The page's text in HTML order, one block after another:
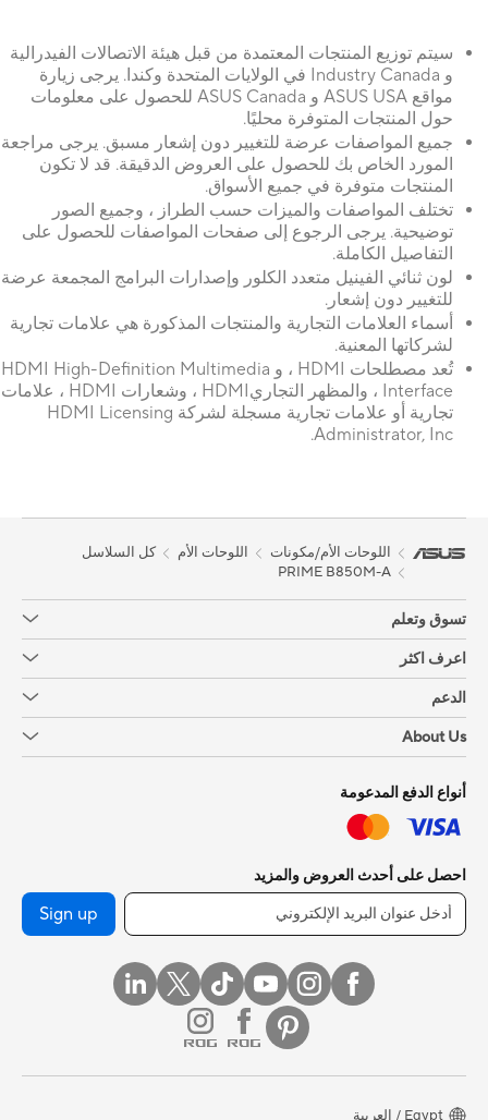
سيتم توزيع المنتجات المعتمدة من قبل هيئة الاتصالات الفيدرالية
و Industry Canada في الولايات المتحدة وكندا. يرجى زيارة
مواقع ASUS USA و ASUS Canada للحصول على معلومات
حول المنتجات المتوفرة محليًا.
جميع المواصفات عرضة للتغيير دون إشعار مسبق. يرجى مراجعة
المورد الخاص بك للحصول على العروض الدقيقة. قد لا تكون
المنتجات متوفرة في جميع الأسواق.
تختلف المواصفات والميزات حسب الطراز ، وجميع الصور
توضيحية. يرجى الرجوع إلى صفحات المواصفات للحصول على
التفاصيل الكاملة.
لون ثنائي الفينيل متعدد الكلور وإصدارات البرامج المجمعة عرضة
للتغيير دون إشعار.
أسماء العلامات التجارية والمنتجات المذكورة هي علامات تجارية
لشركاتها المعنية.
تُعد مصطلحات HDMI ، و HDMI High-Definition Multimedia
Interface ، والمظهر التجاريHDMI ، وشعارات HDMI ، علامات
تجارية أو علامات تجارية مسجلة لشركة HDMI Licensing
Administrator, Inc.
اللوحات الأم/مكونات اللوحات الأم
كل السلاسل
PRIME B850M-A
تسوق وتعلم
اعرف اكثر
الدعم
About Us
أنواع الدفع المدعومة
احصل على أحدث العروض والمزيد
Sign up
Egypt / العربية